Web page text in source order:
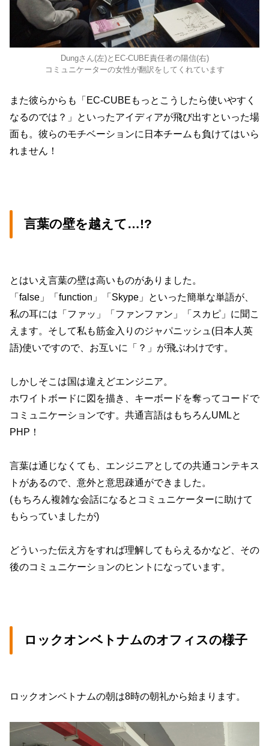
Dungさん(左)とEC-CUBE責任者の陽信(右)
コミュニケーターの女性が翻訳をしてくれています
また彼らからも「EC-CUBEもっとこうしたら使いやすく
なるのでは？」といったアイディアが飛び出すといった場
面も。彼らのモチベーションに日本チームも負けてはいら
れません！
言葉の壁を越えて…!?
とはいえ言葉の壁は高いものがありました。
「false」「function」「Skype」といった簡単な単語が、
私の耳には「ファッ」「ファンファン」「スカピ」に聞こ
えます。そして私も筋金入りのジャパニッシュ(日本人英
語)使いですので、お互いに「？」が飛ぶわけです。
しかしそこは国は違えどエンジニア。
ホワイトボードに図を描き、キーボードを奪ってコードで
コミュニケーションです。共通言語はもちろんUMLと
PHP！
言葉は通じなくても、エンジニアとしての共通コンテキス
トがあるので、意外と意思疎通ができました。
(もちろん複雑な会話になるとコミュニケーターに助けて
もらっていましたが)
どういった伝え方をすれば理解してもらえるかなど、その
後のコミュニケーションのヒントになっています。
ロックオンベトナムのオフィスの様子
ロックオンベトナムの朝は8時の朝礼から始まります。